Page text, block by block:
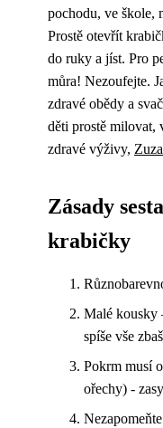
pochodu, ve škole,
Prostě otevřít
do ruky a jíst. Pro
můra! Nezoufejte.
zdravé obědy a
děti prostě milovat,
zdravé výživy,
Zásady
krabičky
Malé kousky
spíše vše
Pokrm musí
ořechy) -